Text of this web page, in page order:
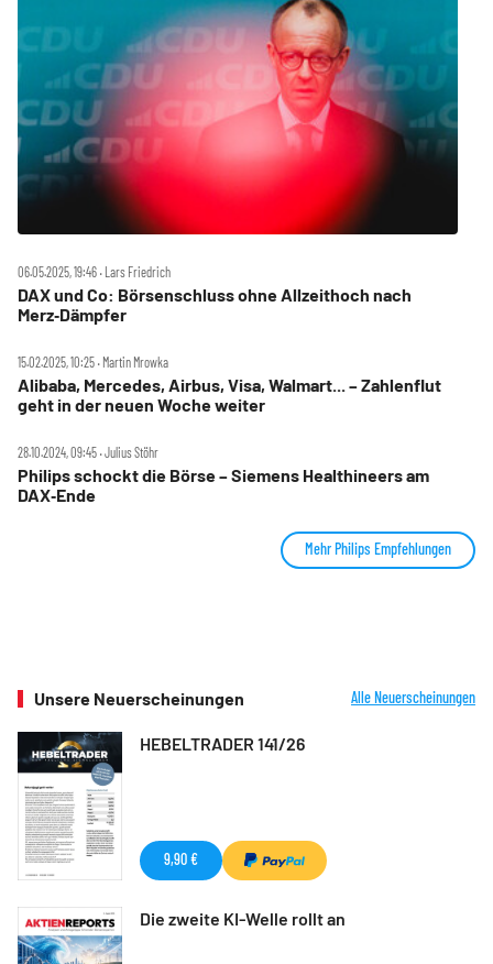
06.05.2025, 19:46 ‧ Lars Friedrich
DAX und Co: Börsenschluss ohne Allzeithoch nach
Merz‑Dämpfer
15.02.2025, 10:25 ‧ Martin Mrowka
Alibaba, Mercedes, Airbus, Visa, Walmart... – Zahlenflut
geht in der neuen Woche weiter
28.10.2024, 09:45 ‧ Julius Stöhr
Philips schockt die Börse – Siemens Healthineers am
DAX‑Ende
Mehr Philips Empfehlungen
Unsere Neuerscheinungen Alle Neuerscheinungen
HEBELTRADER 141/26
9,90 €
Die zweite KI-Welle rollt an